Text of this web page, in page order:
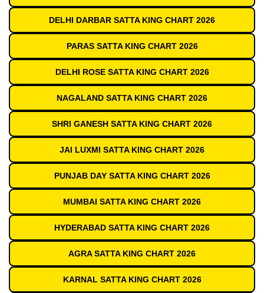
DELHI DARBAR SATTA KING CHART 2026
PARAS SATTA KING CHART 2026
DELHI ROSE SATTA KING CHART 2026
NAGALAND SATTA KING CHART 2026
SHRI GANESH SATTA KING CHART 2026
JAI LUXMI SATTA KING CHART 2026
PUNJAB DAY SATTA KING CHART 2026
MUMBAI SATTA KING CHART 2026
HYDERABAD SATTA KING CHART 2026
AGRA SATTA KING CHART 2026
KARNAL SATTA KING CHART 2026